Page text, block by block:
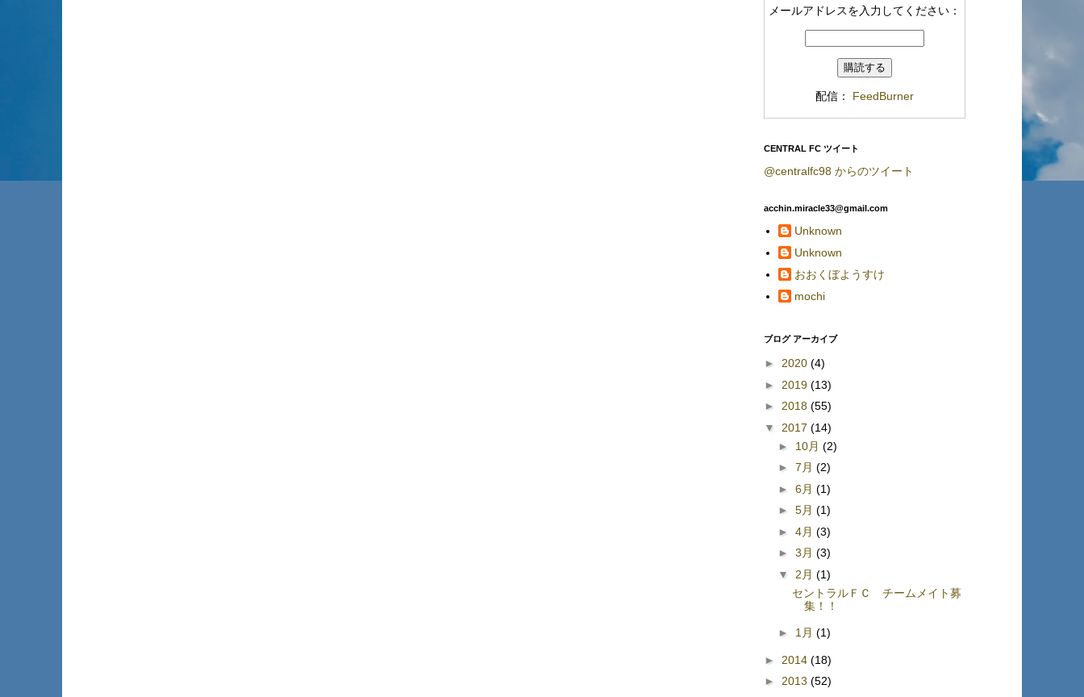
メールアドレスを入力してください：
配信： FeedBurner
CENTRAL FC ツイート
@centralfc98 からのツイート
acchin.miracle33@gmail.com
Unknown
Unknown
おおくぼようすけ
mochi
ブログ アーカイブ
► 2020 (4)
► 2019 (13)
► 2018 (55)
▼ 2017 (14)
► 10月 (2)
► 7月 (2)
► 6月 (1)
► 5月 (1)
► 4月 (3)
► 3月 (3)
▼ 2月 (1)
セントラルＦＣ チームメイト募
集！！
► 1月 (1)
► 2014 (18)
► 2013 (52)